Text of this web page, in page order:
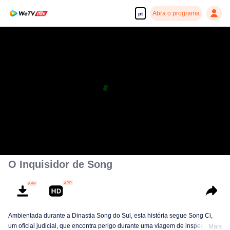
pt Abra o programa
O Inquisidor de Song
Ambientada durante a Dinastia Song do Sul, esta história segue Song Ci,
um oficial judicial, que encontra perigo durante uma viagem de inspeção.Mais